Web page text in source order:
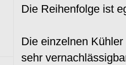
Die Reihenfolge ist
Die einzelnen
sehr